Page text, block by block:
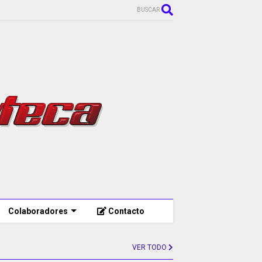
BUSCAR
Colaboradores Contacto
VER TODO